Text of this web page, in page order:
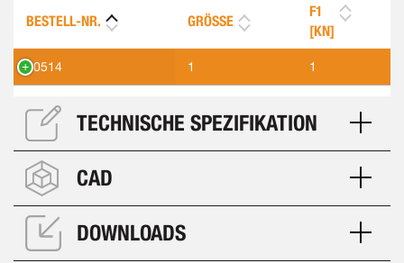
BESTELL-NR. GRÖSSE
F1
[KN]
90514 1 1
TECHNISCHE SPEZIFIKATION
CAD
DOWNLOADS